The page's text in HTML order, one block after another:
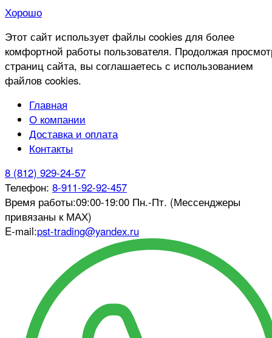
Хорошо
Этот сайт использует файлы cookies для более
комфортной работы пользователя. Продолжая
страниц сайта, вы соглашаетесь с использованием
файлов cookies.
Главная
О компании
Доставка и оплата
Контакты
8 (812) 929-24-57
Телефон: 8-911-92-92-457
Время работы:09:00-19:00 Пн.-Пт. (Мессенджеры
привязаны к МАХ)
E-mail:pst-trading@yandex.ru